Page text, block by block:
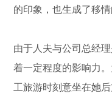
的印象，也生成了移情
由于人夫与公司总经
着一定程度的影响力
工旅游时刻意坐在她